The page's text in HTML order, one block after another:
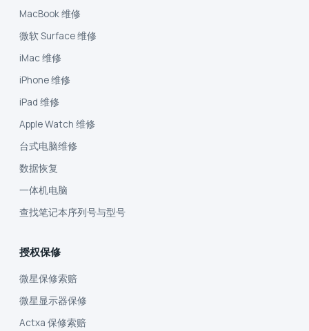
MacBook 维修
微软 Surface 维修
iMac 维修
iPhone 维修
iPad 维修
Apple Watch 维修
台式电脑维修
数据恢复
一体机电脑
查找笔记本序列号与型号
授权保修
微星保修索赔
微星显示器保修
Actxa 保修索赔